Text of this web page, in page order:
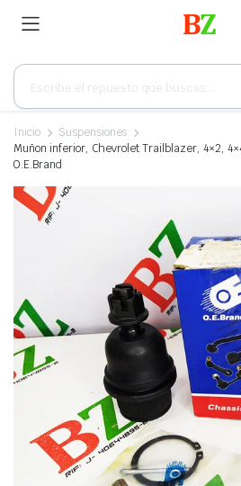
Búsqueda
productos
Inicio
Suspensiones
Muñon inferior, Chevrolet Trailblazer, 4×2,
O.E.Brand